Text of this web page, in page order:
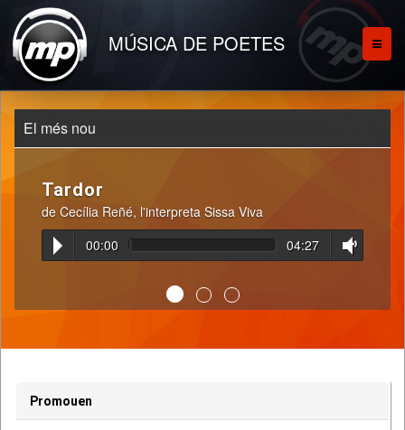
MÚSICA DE POETES
El més nou
Tardor
de Cecília Reñé, l'interpreta Sissa Viva
00:00
04:27
Promouen